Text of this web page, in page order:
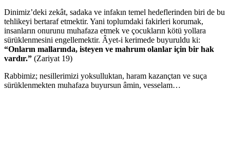
Dinimiz’deki zekât, sadaka ve infakın temel hedeflerinden biri de bu
tehlikeyi bertaraf etmektir. Yani toplumdaki fakirleri korumak,
insanların onurunu muhafaza etmek ve çocukların kötü yollara
sürüklenmesini engellemektir. Âyet-i kerimede buyuruldu ki:
“Onların mallarında, isteyen ve mahrum olanlar için bir hak
vardır.” (Zariyat 19)
Rabbimiz; nesillerimizi yoksulluktan, haram kazançtan ve suça
sürüklenmekten muhafaza buyursun âmin, vesselam…